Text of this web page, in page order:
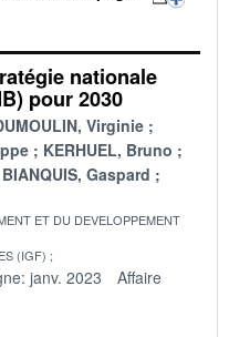
nationale
pour 2030
Virginie
KERHUEL, Bruno
BIANQUIS, Gaspard
ET DU DEVELOPPEMENT
(IGF)
janv. 2023
Affaire